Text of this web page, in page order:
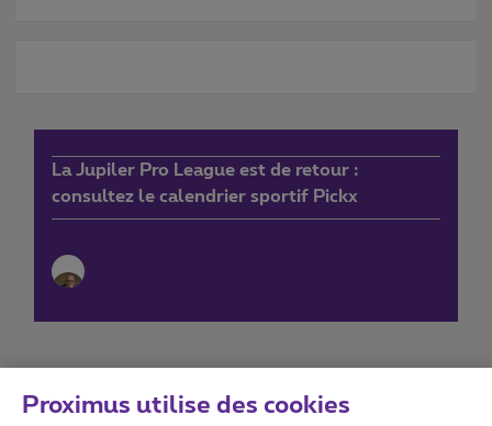
La Jupiler Pro League est de retour :
consultez le calendrier sportif Pickx
Proximus utilise des cookies